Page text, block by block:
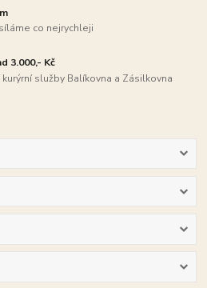
co nejrychleji
3.000,- Kč
služby Balíkovna a Zásilkovna